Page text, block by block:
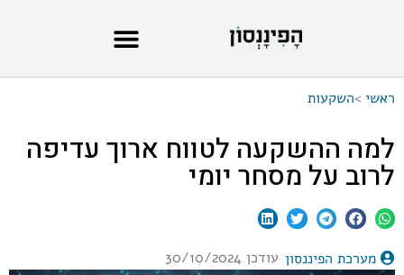
ראשי >השקעות
למה ההשקעה לטווח ארוך עדיפה
לרוב על מסחר יומי
מערכת הפיננסון עודכן 30/10/2024